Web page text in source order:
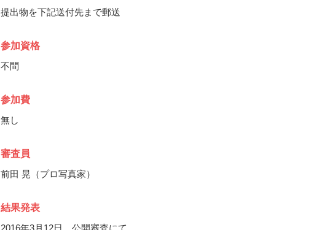
提出物を下記送付先まで郵送
参加資格
不問
参加費
無し
審査員
前田 晃（プロ写真家）
結果発表
2016年3月12日、公開審査にて